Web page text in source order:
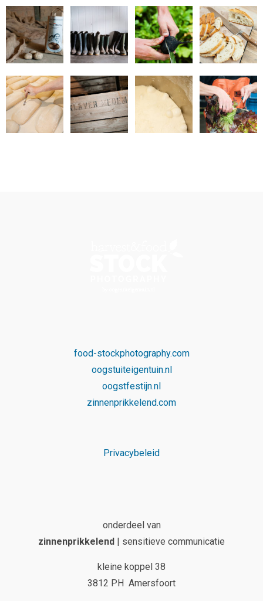
food-stockphotography.com
oogstuiteigentuin.nl
oogstfestijn.nl
zinnenprikkelend.com
Privacybeleid
onderdeel van
zinnenprikkelend
| sensitieve communicatie
kleine koppel 38
3812 PH Amersfoort